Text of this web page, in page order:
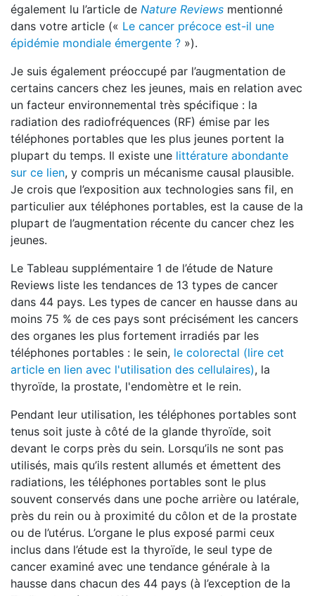
également lu l’article de Nature Reviews mentionné
dans votre article (« Le cancer précoce est-il une
épidémie mondiale émergente ? »).
Je suis également préoccupé par l’augmentation de
certains cancers chez les jeunes, mais en relation avec
un facteur environnemental très spécifique : la
radiation des radiofréquences (RF) émise par les
téléphones portables que les plus jeunes portent la
plupart du temps. Il existe une littérature abondante
sur ce lien, y compris un mécanisme causal plausible.
Je crois que l’exposition aux technologies sans fil, en
particulier aux téléphones portables, est la cause de la
plupart de l’augmentation récente du cancer chez les
jeunes.
Le Tableau supplémentaire 1 de l’étude de Nature
Reviews liste les tendances de 13 types de cancer
dans 44 pays. Les types de cancer en hausse dans au
moins 75 % de ces pays sont précisément les cancers
des organes les plus fortement irradiés par les
téléphones portables : le sein, le colorectal (lire cet
article en lien avec l'utilisation des cellulaires), la
thyroïde, la prostate, l'endomètre et le rein.
Pendant leur utilisation, les téléphones portables sont
tenus soit juste à côté de la glande thyroïde, soit
devant le corps près du sein. Lorsqu’ils ne sont pas
utilisés, mais qu’ils restent allumés et émettent des
radiations, les téléphones portables sont le plus
souvent conservés dans une poche arrière ou latérale,
près du rein ou à proximité du côlon et de la prostate
ou de l’utérus. L’organe le plus exposé parmi ceux
inclus dans l’étude est la thyroïde, le seul type de
cancer examiné avec une tendance générale à la
hausse dans chacun des 44 pays (à l’exception de la